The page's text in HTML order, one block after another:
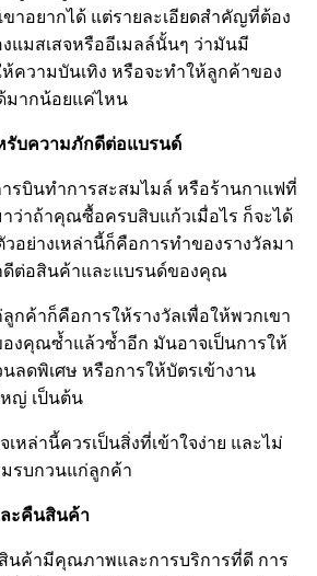
าอยากได้ แต่รายละเอียดสำคัญที่ต้อง
แมสเสจหรืออีเมลล์นั้นๆ ว่ามันมี
ความบันเทิง หรือจะทำให้ลูกค้าของ
ากน้อยแค่ไหน
รับความภักดีต่อแบรนด์
รบินทำการสะสมไมล์ หรือร้านกาแฟที่
ว่าถ้าคุณซื้อครบสิบแก้วเมื่อไร ก็จะได้
อย่างเหล่านี้ก็คือการทำของรางวัลมา
ดีต่อสินค้าและแบรนด์ของคุณ
กค้าก็คือการให้รางวัลเพื่อให้พวกเขา
งคุณซ้ำแล้วซ้ำอีก มันอาจเป็นการให้
ลดพิเศษ หรือการให้บัตรเข้างาน
ญ่ เป็นต้น
หล่านี้ควรเป็นสิ่งที่เข้าใจง่าย และไม่
รบกวนแก่ลูกค้า
ละคืนสินค้า
นค้ามีคุณภาพและการบริการที่ดี การ